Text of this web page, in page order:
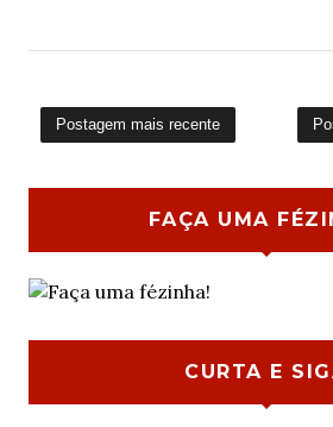
Postagem mais recente
FAÇA UMA
CURTA E